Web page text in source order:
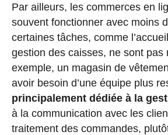
Par ailleurs, les commerces en
souvent fonctionner avec moins
certaines tâches, comme
gestion des caisses, ne sont pas
exemple, un magasin de
avoir besoin d’une équipe plus
principalement dédiée à la
à la communication avec les
traitement des commandes,